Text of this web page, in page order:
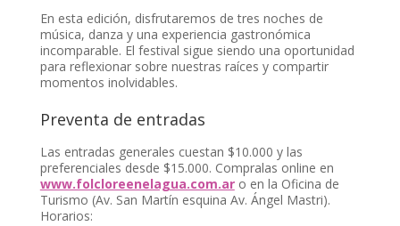
En esta edición, disfrutaremos de tres noches de
música, danza y una experiencia gastronómica
incomparable. El festival sigue siendo una oportunidad
para reflexionar sobre nuestras raíces y compartir
momentos inolvidables.
Preventa de entradas
Las entradas generales cuestan $10.000 y las
preferenciales desde $15.000. Compralas online en
www.folcloreenelagua.com.aro en la Oficina de
Turismo (Av. San Martín esquina Av. Ángel Mastri).
Horarios: